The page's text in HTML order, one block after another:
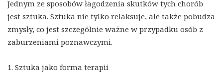
Jednym ze sposobów łagodzenia skutków tych chorób
jest sztuka. Sztuka nie tylko relaksuje, ale także pobudza
zmysły, co jest szczególnie ważne w przypadku osób z
zaburzeniami poznawczymi.
1. Sztuka jako forma terapii